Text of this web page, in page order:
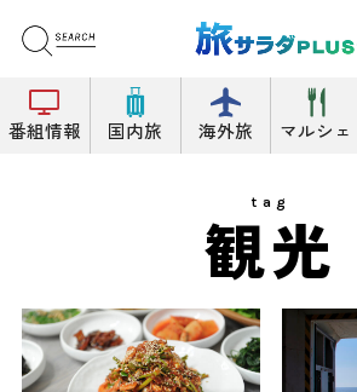
番組情報 国内旅 海外旅 マルシェ
tag
観光